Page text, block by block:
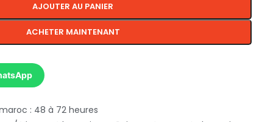
AJOUTER AU PANIER
ACHETER MAINTENANT
: 48 à 72 heures